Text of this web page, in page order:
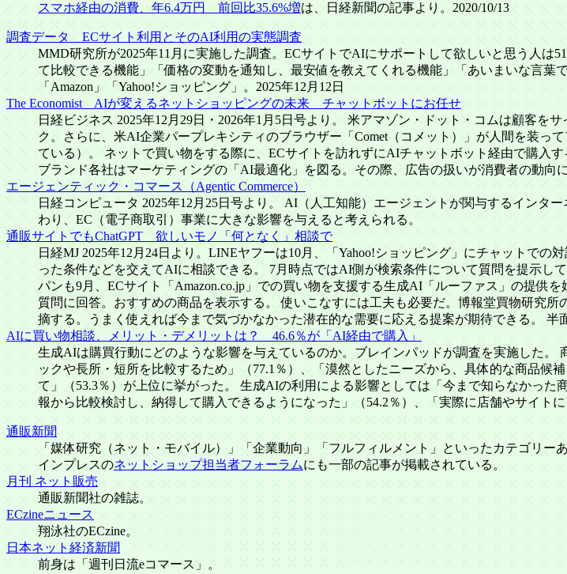
スマホ経由の消費、年6.4万円 前回比35.6%増は、日経新聞の記事より。2020/10/13
調査データ ECサイト利用とそのAI利用の実態調査
MMD研究所が2025年11月に実施した調査。ECサイトでAIにサポートして欲しいと思う人
て比較できる機能」「価格の変動を通知し、最安値を教えてくれる機能」「あいまいな言
「Amazon」「Yahoo!ショッピング」。2025年12月12日
The Economist AIが変えるネットショッピングの未来 チャットボットにお任せ
日経ビジネス 2025年12月29日・2026年1月5日号より。 米アマゾン・ドット・コムは顧客
ク。さらに、米AI企業パープレキシティのブラウザー「Comet（コメット）」が人間を装っ
ている）。 ネットで買い物をする際に、ECサイトを訪れずにAIチャットボット経由で購入
ブランド各社はマーケティングの「AI最適化」を図る。その際、広告の扱いが消費者の動向
エージェンティック・コマース（Agentic Commerce）
日経コンピュータ 2025年12月25日号より。 AI（人工知能）エージェントが関与するイン
わり、EC（電子商取引）事業に大きな影響を与えると考えられる。
通販サイトでもChatGPT 欲しいモノ「何となく」相談で
日経MJ 2025年12月24日より。LINEヤフーは10月、「Yahoo!ショッピング」にチャットで
った条件などを交えてAIに相談できる。 7月時点ではAI側が検索条件について質問を提示し
パンも9月、ECサイト「Amazon.co.jp」での買い物を支援する生成AI「ルーファス」の提供
質問に回答。おすすめの商品を表示する。 使いこなすには工夫も必要だ。博報堂買物研究
摘する。うまく使えれば今まで気づかなかった潜在的な需要に応える提案が期待できる。
AIに買い物相談、メリット・デメリットは？ 46.6％が「AI経由で購入」
生成AIは購買行動にどのような影響を与えているのか。ブレインパッドが調査を実施した
ックや長所・短所を比較するため」（77.1％）、「漠然としたニーズから、具体的な商品候
て」（53.3％）が上位に挙がった。 生成AIの利用による影響としては「今まで知らなかっ
報から比較検討し、納得して購入できるようになった」（54.2％）、「実際に店舗やサイト
通販新聞
「媒体研究（ネット・モバイル）」「企業動向」「フルフィルメント」といったカテゴリー
インプレスのネットショップ担当者フォーラムにも一部の記事が掲載されている。
月刊 ネット販売
通販新聞社の雑誌。
ECzineニュース
翔泳社のECzine。
日本ネット経済新聞
前身は「週刊日流eコマース」。